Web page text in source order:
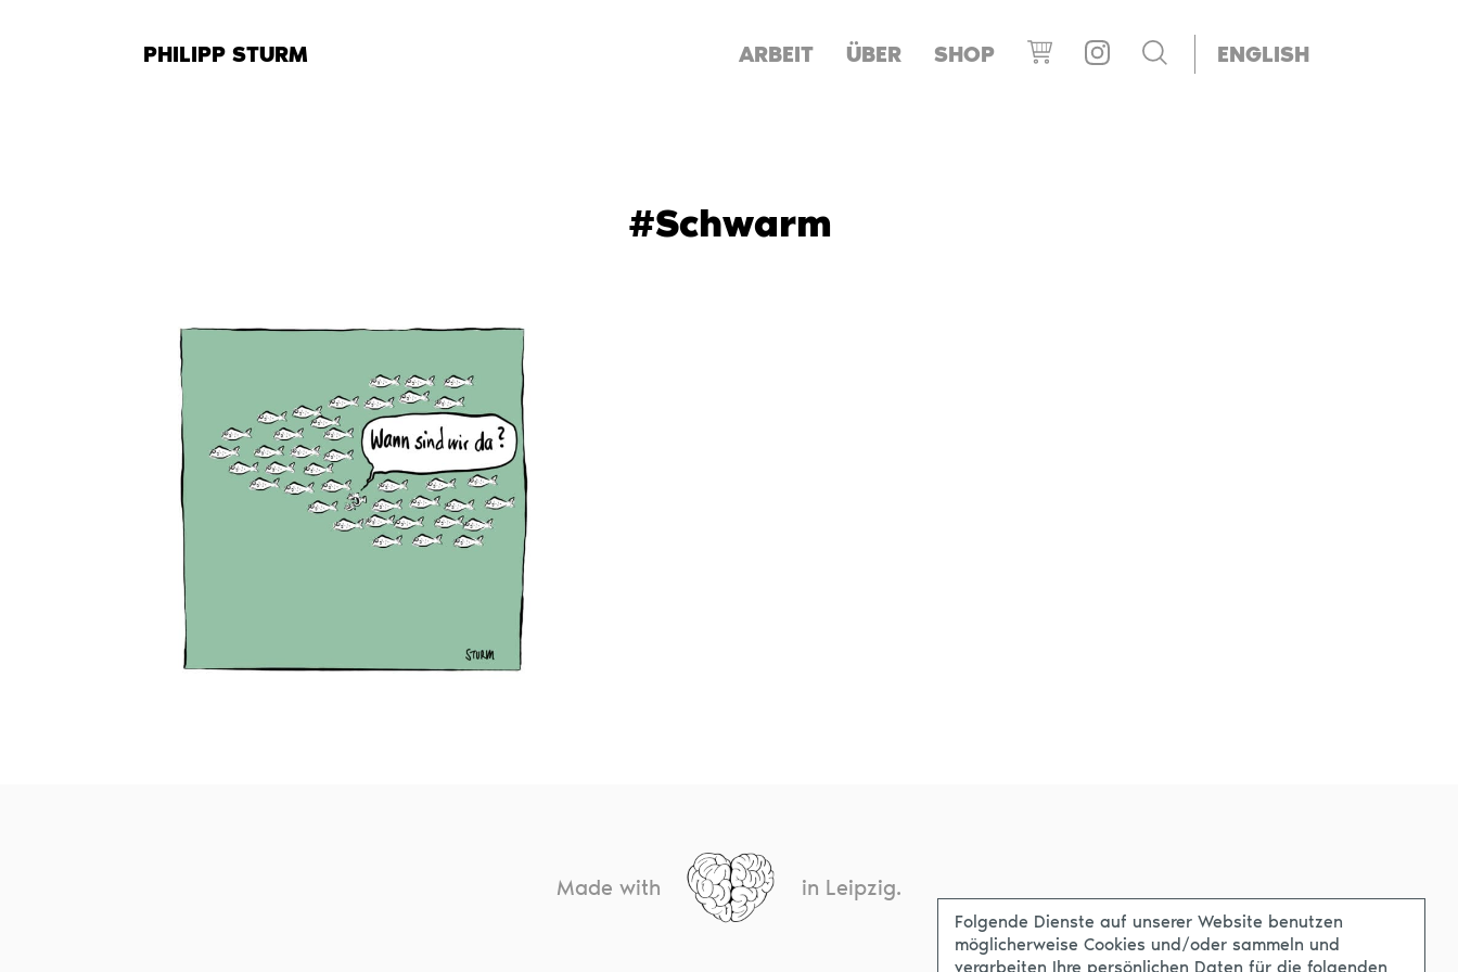
PHILIPP STURM ARBEIT ÜBER SHOP ENGLISH
#Schwarm
Made with in Leipzig.
Folgende Dienste auf unserer Website benutzen
möglicherweise Cookies und/oder sammeln und
verarbeiten Ihre persönlichen Daten für die folgenden